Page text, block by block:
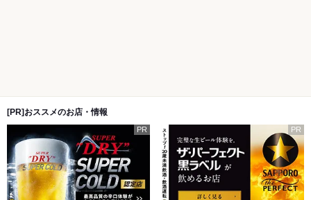
[PR]おススメのお店・情報
PR PR